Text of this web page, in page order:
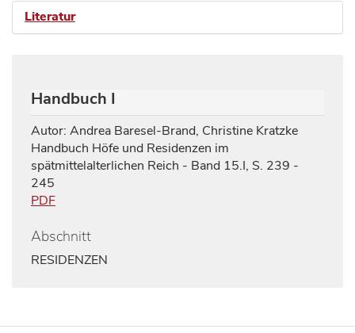
Literatur
Handbuch I
Autor: Andrea Baresel-Brand, Christine Kratzke
Handbuch Höfe und Residenzen im
spätmittelalterlichen Reich - Band 15.I, S. 239 -
245
PDF
Abschnitt
RESIDENZEN